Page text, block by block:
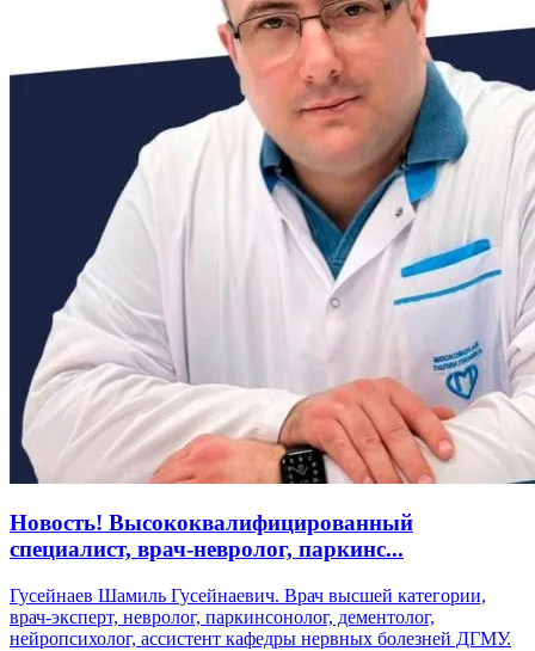
Новость! Высококвалифицированный
специалист, врач-невролог, паркинс...
Гусейнаев Шамиль Гусейнаевич. Врач высшей категории,
врач-эксперт, невролог, паркинсонолог, дементолог,
нейропсихолог, ассистент кафедры нервных болезней ДГМУ.